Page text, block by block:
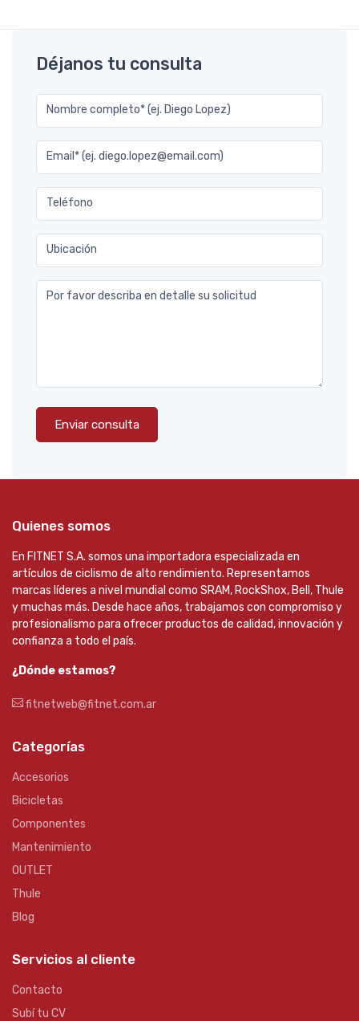
Déjanos tu consulta
Nombre completo* (ej. Diego Lopez)
Email* (ej. diego.lopez@email.com)
Teléfono
Ubicación
Por favor describa en detalle su solicitud
Enviar consulta
Quienes somos
En FITNET S.A. somos una importadora especializada en
artículos de ciclismo de alto rendimiento. Representamos
marcas líderes a nivel mundial como SRAM, RockShox, Bell, Thule
y muchas más. Desde hace años, trabajamos con compromiso y
profesionalismo para ofrecer productos de calidad, innovación y
confianza a todo el país.
¿Dónde estamos?
fitnetweb@fitnet.com.ar
Categorías
Accesorios
Bicicletas
Componentes
Mantenimiento
OUTLET
Thule
Blog
Servicios al cliente
Contacto
Subí tu CV